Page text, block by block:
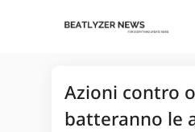
Azioni contro
batteranno le